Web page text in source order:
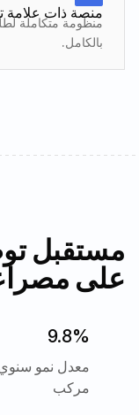
منصة ذات علامة
منظومة متكاملة
بالكامل.
مستقبل
على
9.8%
معدل نمو
مركب